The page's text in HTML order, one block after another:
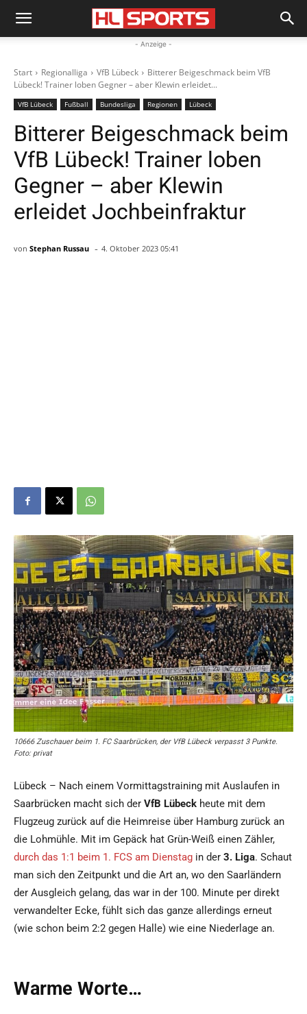
- Anzeige -
Start Regionalliga VfB Lübeck
Bitterer Beigeschmack beim VfB
Lübeck! Trainer loben Gegner – aber Klewin erleidet...
VfB Lübeck Fußball Bundesliga Regionen Lübeck
Bitterer Beigeschmack beim
VfB Lübeck! Trainer loben
Gegner – aber Klewin
erleidet Jochbeinfraktur
von Stephan Russau - 4. Oktober 2023 05:41
10666 Zuschauer beim 1. FC Saarbrücken, der VfB Lübeck verpasst 3 Punkte.
Foto: privat
Lübeck – Nach einem Vormittagstraining mit Auslaufen in
Saarbrücken macht sich der VfB Lübeck heute mit dem
Flugzeug zurück auf die Heimreise über Hamburg zurück an
die Lohmühle. Mit im Gepäck hat Grün-Weiß einen Zähler,
durch das 1:1 beim 1. FCS am Dienstag in der 3. Liga. Schaut
man sich den Zeitpunkt und die Art an, wo den Saarländern
der Ausgleich gelang, das war in der 100. Minute per direkt
verwandelter Ecke, fühlt sich das ganze allerdings erneut
(wie schon beim 2:2 gegen Halle) wie eine Niederlage an.
Warme Worte…